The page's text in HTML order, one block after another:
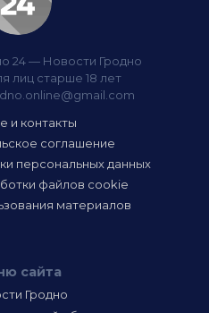
24 — Новости Гродно
лиц старше 18 лет
и контакты
соглашение
персональных данных
файлов cookie
материалов
сайта
Гродно